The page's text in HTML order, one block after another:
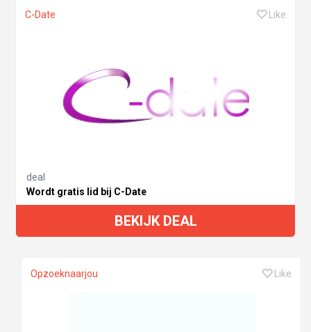
C-Date Like
deal
Wordt gratis lid bij C-Date
BEKIJK DEAL
Opzoeknaarjou Like